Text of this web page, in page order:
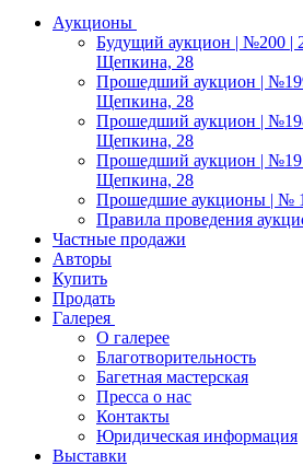
Аукционы
Будущий аукцион | №200 |
Щепкина, 28
Прошедший аукцион |
Щепкина, 28
Прошедший аукцион |
Щепкина, 28
Прошедший аукцион |
Щепкина, 28
Прошедшие аукционы | №
Правила проведения
Частные продажи
Авторы
Купить
Продать
Галерея
О галерее
Благотворительность
Багетная мастерская
Пресса о нас
Контакты
Юридическая информация
Выставки